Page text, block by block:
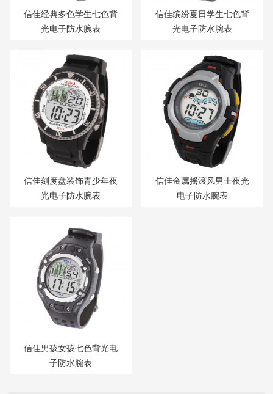
信佳经典多色学生七色背
光电子防水腕表
信佳缤纷夏日学生七色背
光电子防水腕表
信佳刻度盘装饰青少年夜
光电子防水腕表
信佳金属摇滚风男士夜光
电子防水腕表
信佳男孩女孩七色背光电
子防水腕表